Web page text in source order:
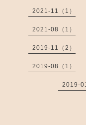
2021-11（1）
2021-08（1）
2019-11（2）
2019-08（1）
2019-